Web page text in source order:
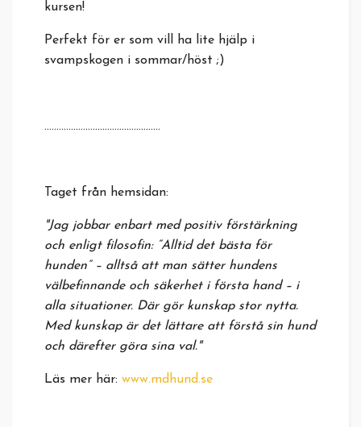
kursen!
Perfekt för er som vill ha lite hjälp i
svampskogen i sommar/höst ;)
................................................
Taget från hemsidan:
"Jag jobbar enbart med positiv förstärkning
och enligt filosofin: “Alltid det bästa för
hunden” – alltså att man sätter hundens
välbefinnande och säkerhet i första hand – i
alla situationer. Där gör kunskap stor nytta.
Med kunskap är det lättare att förstå sin hund
och därefter göra sina val."
Läs mer här: www.mdhund.se